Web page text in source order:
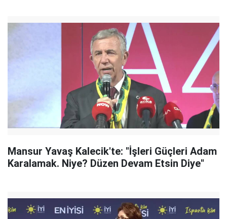
Mansur Yavaş Kalecik'te: "İşleri Güçleri Adam
Karalamak. Niye? Düzen Devam Etsin Diye"